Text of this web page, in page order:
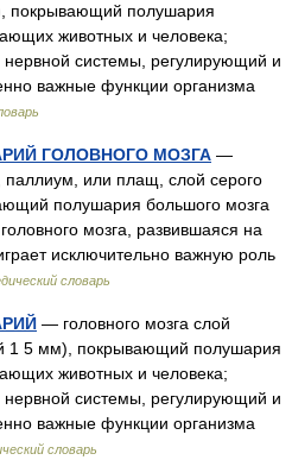
покрывающий полушария
животных и человека;
системы, регулирующий и
важные функции организма
ГОЛОВНОГО МОЗГА —
или плащ, слой серого
полушария большого мозга
мозга, развившаяся на
исключительно важную роль
словарь
— головного мозга слой
1 5 мм), покрывающий полушария
животных и человека;
системы, регулирующий и
важные функции организма
словарь